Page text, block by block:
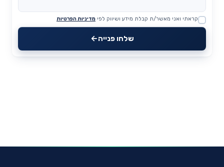
Website
קראתי ואני מאשר/ת קבלת מידע ושיווק לפי מדיניות הפרטיות
שלחו פנייה